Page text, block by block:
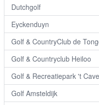
Dutchgolf
Eyckenduyn
Golf & CountryClub de
Golf & Countryclub Heiloo
Golf & Recreatiepark 't
Golf Amsteldijk